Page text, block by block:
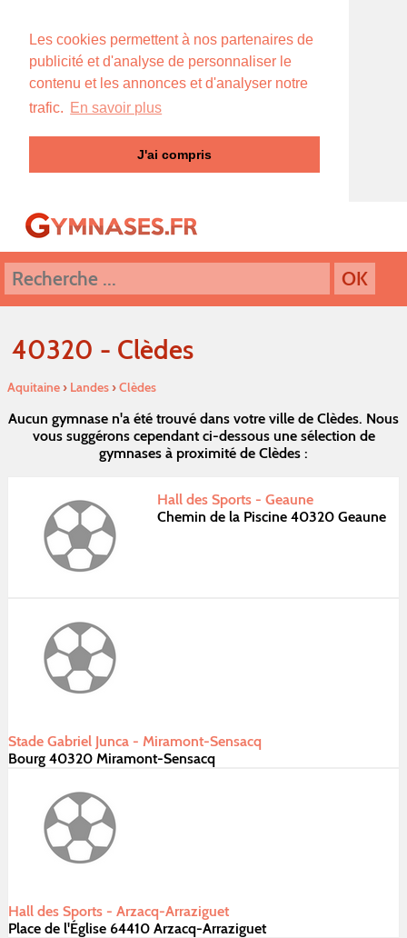
Les cookies permettent à nos partenaires de
publicité et d'analyse de personnaliser le
contenu et les annonces et d'analyser notre
trafic. En savoir plus
J'ai compris
40320 - Clèdes
Aquitaine› Landes›Clèdes
Aucun gymnase n'a été trouvé dans votre ville de Clèdes. Nous
vous suggérons cependant ci-dessous une sélection de
gymnases à proximité de Clèdes :
Hall des Sports - Geaune
Chemin de la Piscine 40320 Geaune
Stade Gabriel Junca - Miramont-Sensacq
Bourg 40320 Miramont-Sensacq
Hall des Sports - Arzacq-Arraziguet
Place de l'Église 64410 Arzacq-Arraziguet